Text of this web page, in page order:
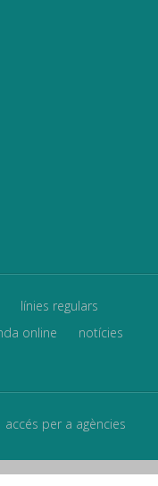
línies regulars
online
notícies
accés per a agències